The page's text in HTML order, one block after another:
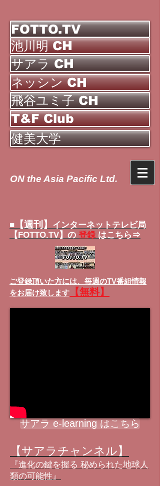
FOTTO.TV
池川明 CH
サアラ CH
ネッシン CH
飛谷ユミ子 CH
T&F Club
健美大学
ON the Asia Pacific Ltd.
■ 【週刊】
インターネットテレビ局
【FOTTO.TV】の 登録 はこちら⇒
ご登録頂いた方には、 毎週のTV番組情報
をお届け致します
【無料】
サアラ e-learning はこちら
【サアラチャンネル】
『進化の鍵を握る 秘められた地球人
類の可能性』